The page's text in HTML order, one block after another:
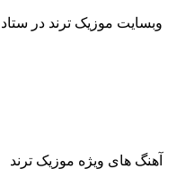
وبسایت موزیک ترند در
آهنگ های ویژه موزیک ترند